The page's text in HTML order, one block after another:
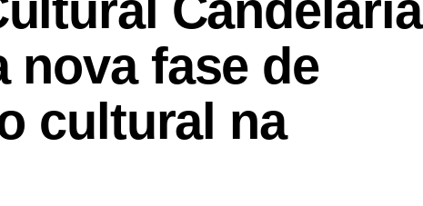
nova fase de
cultural na